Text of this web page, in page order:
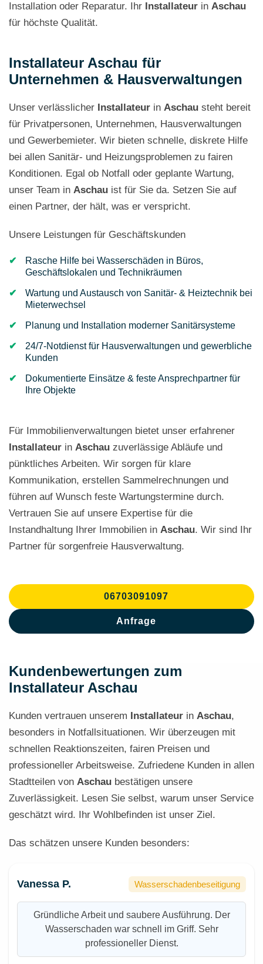
Installation oder Reparatur. Ihr Installateur in Aschau
für höchste Qualität.
Installateur Aschau für
Unternehmen & Hausverwaltungen
Unser verlässlicher Installateur in Aschau steht bereit
für Privatpersonen, Unternehmen, Hausverwaltungen
und Gewerbemieter. Wir bieten schnelle, diskrete Hilfe
bei allen Sanitär- und Heizungsproblemen zu fairen
Konditionen. Egal ob Notfall oder geplante Wartung,
unser Team in Aschau ist für Sie da. Setzen Sie auf
einen Partner, der hält, was er verspricht.
Unsere Leistungen für Geschäftskunden
Rasche Hilfe bei Wasserschäden in Büros,
Geschäftslokalen und Technikräumen
Wartung und Austausch von Sanitär- & Heiztechnik bei
Mieterwechsel
Planung und Installation moderner Sanitärsysteme
24/7-Notdienst für Hausverwaltungen und gewerbliche
Kunden
Dokumentierte Einsätze & feste Ansprechpartner für
Ihre Objekte
Für Immobilienverwaltungen bietet unser erfahrener
Installateur in Aschau zuverlässige Abläufe und
pünktliches Arbeiten. Wir sorgen für klare
Kommunikation, erstellen Sammelrechnungen und
führen auf Wunsch feste Wartungstermine durch.
Vertrauen Sie auf unsere Expertise für die
Instandhaltung Ihrer Immobilien in Aschau. Wir sind Ihr
Partner für sorgenfreie Hausverwaltung.
06703091097
Anfrage
Kundenbewertungen zum
Installateur Aschau
Kunden vertrauen unserem Installateur in Aschau,
besonders in Notfallsituationen. Wir überzeugen mit
schnellen Reaktionszeiten, fairen Preisen und
professioneller Arbeitsweise. Zufriedene Kunden in allen
Stadtteilen von Aschau bestätigen unsere
Zuverlässigkeit. Lesen Sie selbst, warum unser Service
geschätzt wird. Ihr Wohlbefinden ist unser Ziel.
Das schätzen unsere Kunden besonders:
Vanessa P. Wasserschadenbeseitigung
Gründliche Arbeit und saubere Ausführung. Der
Wasserschaden war schnell im Griff. Sehr
professioneller Dienst.